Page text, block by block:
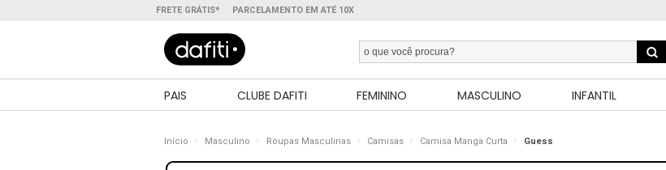
FRETE GRÁTIS* PARCELAMENTO EM ATÉ 10X
PAIS CLUBE DAFITI FEMININO MASCULINO INFANTIL
Início Masculino Roupas Masculinas Camisas Camisa Manga Curta Guess